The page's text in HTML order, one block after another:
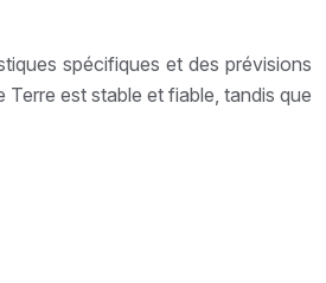
spécifiques et des prévisions
Terre est stable et fiable, tandis que